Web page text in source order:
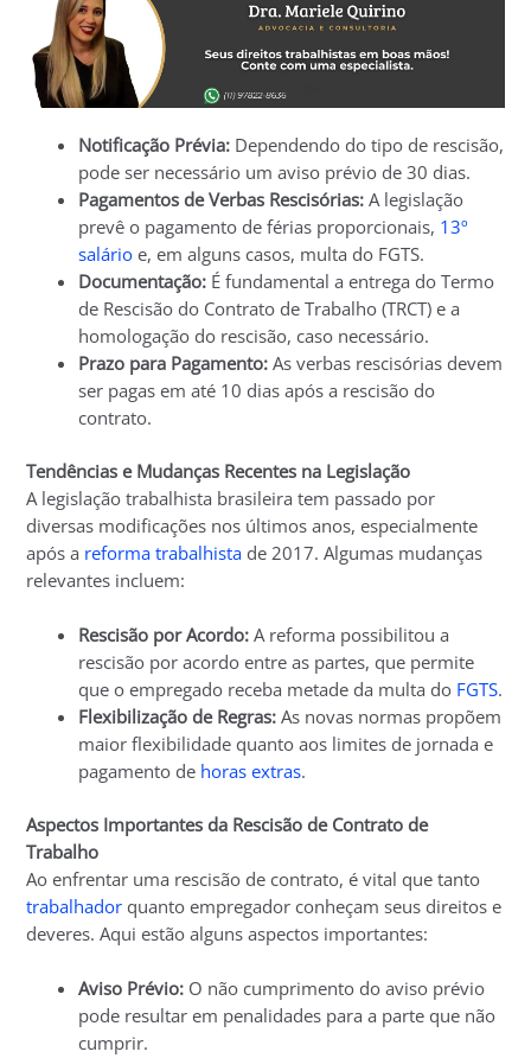
Notificação Prévia: Dependendo do tipo de rescisão,
pode ser necessário um aviso prévio de 30 dias.
Pagamentos de Verbas Rescisórias: A legislação
prevê o pagamento de férias proporcionais, 13º
salário e, em alguns casos, multa do FGTS.
Documentação: É fundamental a entrega do Termo
de Rescisão do Contrato de Trabalho (TRCT) e a
homologação do rescisão, caso necessário.
Prazo para Pagamento: As verbas rescisórias devem
ser pagas em até 10 dias após a rescisão do
contrato.
Tendências e Mudanças Recentes na Legislação
A legislação trabalhista brasileira tem passado por
diversas modificações nos últimos anos, especialmente
após a reforma trabalhista de 2017. Algumas mudanças
relevantes incluem:
Rescisão por Acordo: A reforma possibilitou a
rescisão por acordo entre as partes, que permite
que o empregado receba metade da multa do FGTS.
Flexibilização de Regras: As novas normas propõem
maior flexibilidade quanto aos limites de jornada e
pagamento de horas extras.
Aspectos Importantes da Rescisão de Contrato de
Trabalho
Ao enfrentar uma rescisão de contrato, é vital que tanto
trabalhador quanto empregador conheçam seus direitos e
deveres. Aqui estão alguns aspectos importantes:
Aviso Prévio: O não cumprimento do aviso prévio
pode resultar em penalidades para a parte que não
cumprir.